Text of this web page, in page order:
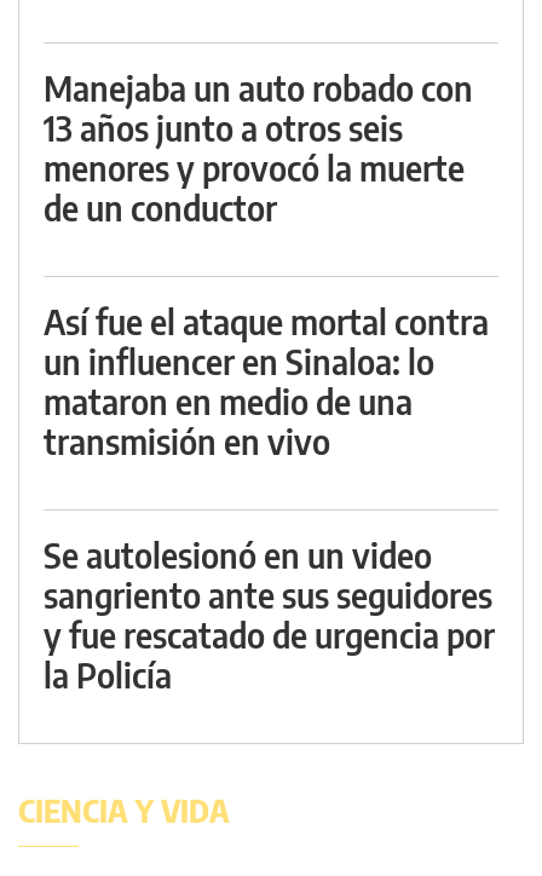
Manejaba un auto robado con
13 años junto a otros seis
menores y provocó la muerte
de un conductor
Así fue el ataque mortal contra
un influencer en Sinaloa: lo
mataron en medio de una
transmisión en vivo
Se autolesionó en un video
sangriento ante sus seguidores
y fue rescatado de urgencia por
la Policía
CIENCIA Y VIDA